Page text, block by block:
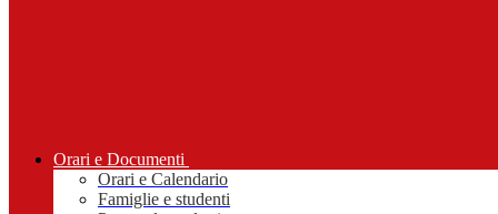
Orari e Documenti
Orari e Calendario
Famiglie e studenti